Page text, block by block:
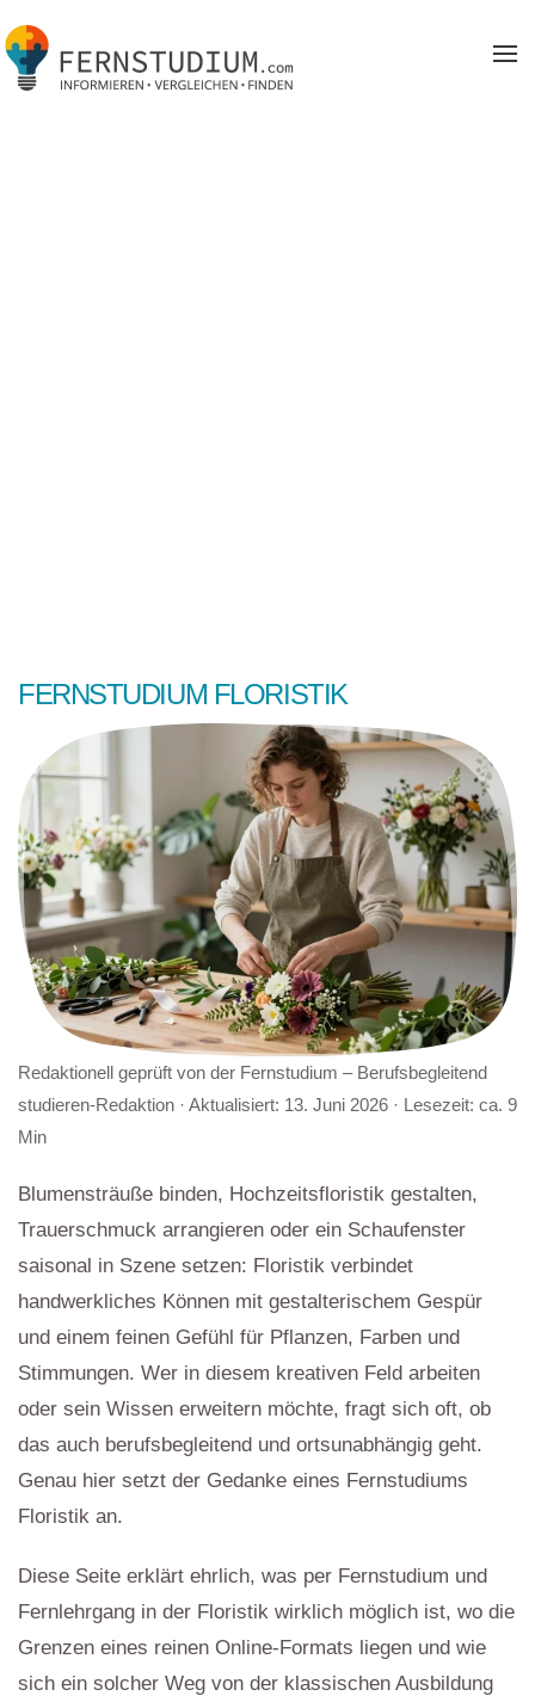
Zum Hauptinhalt springen
FERNSTUDIUM FLORISTIK
Redaktionell geprüft von der Fernstudium – Berufsbegleitend
studieren-Redaktion · Aktualisiert: 13. Juni 2026 · Lesezeit: ca. 9
Min
Blumensträuße binden, Hochzeitsfloristik gestalten,
Trauerschmuck arrangieren oder ein Schaufenster
saisonal in Szene setzen: Floristik verbindet
handwerkliches Können mit gestalterischem Gespür
und einem feinen Gefühl für Pflanzen, Farben und
Stimmungen. Wer in diesem kreativen Feld arbeiten
oder sein Wissen erweitern möchte, fragt sich oft, ob
das auch berufsbegleitend und ortsunabhängig geht.
Genau hier setzt der Gedanke eines Fernstudiums
Floristik an.
Diese Seite erklärt ehrlich, was per Fernstudium und
Fernlehrgang in der Floristik wirklich möglich ist, wo die
Grenzen eines reinen Online-Formats liegen und wie
sich ein solcher Weg von der klassischen Ausbildung